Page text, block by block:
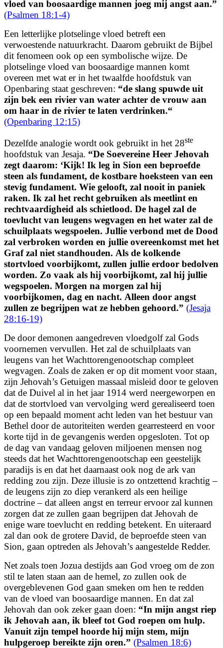
vloed van boosaardige mannen joeg mij angst aan.”
(Psalmen 18:1-4)
Een letterlijke plotselinge vloed betreft een
verwoestende natuurkracht. Daarom gebruikt de Bijbel
dit fenomeen ook op een symbolische wijze. De
plotselinge vloed van boosaardige mannen komt
overeen met wat er in het twaalfde hoofdstuk van
Openbaring staat geschreven: “de slang spuwde uit
zijn bek een rivier van water achter de vrouw aan
om haar in de rivier te laten verdrinken.“
(Openbaring 12:15)
Dezelfde analogie wordt ook gebruikt in het 28ste
hoofdstuk van Jesaja. “De Soevereine Heer Jehovah
zegt daarom: ‘Kijk! Ik leg in Sion een beproefde
steen als fundament, de kostbare hoeksteen van een
stevig fundament. Wie gelooft, zal nooit in paniek
raken. Ik zal het recht gebruiken als meetlint en
rechtvaardigheid als schietlood. De hagel zal de
toevlucht van leugens wegvagen en het water zal de
schuilplaats wegspoelen. Jullie verbond met de Dood
zal verbroken worden en jullie overeenkomst met het
Graf zal niet standhouden. Als de kolkende
stortvloed voorbijkomt, zullen jullie erdoor bedolven
worden. Zo vaak als hij voorbijkomt, zal hij jullie
wegspoelen. Morgen na morgen zal hij
voorbijkomen, dag en nacht. Alleen door angst
zullen ze begrijpen wat ze hebben gehoord.” (Jesaja
28:16-19)
De door demonen aangedreven vloedgolf zal Gods
voornemen vervullen. Het zal de schuilplaats van
leugens van het Wachttorengenootschap compleet
wegvagen. Zoals de zaken er op dit moment voor staan,
zijn Jehovah’s Getuigen massaal misleid door te geloven
dat de Duivel al in het jaar 1914 werd neergeworpen en
dat de stortvloed van vervolging werd gerealiseerd toen
op een bepaald moment acht leden van het bestuur van
Bethel door de autoriteiten werden gearresteerd en voor
korte tijd in de gevangenis werden opgesloten. Tot op
de dag van vandaag geloven miljoenen mensen nog
steeds dat het Wachttorengenootschap een geestelijk
paradijs is en dat het daarnaast ook nog de ark van
redding zou zijn. Deze illusie is zo ontzettend krachtig –
de leugens zijn zo diep verankerd als een heilige
doctrine – dat alleen angst en terreur ervoor zal kunnen
zorgen dat ze zullen gaan begrijpen dat Jehovah de
enige ware toevlucht en redding betekent. En uiteraard
zal dan ook de grotere David, de beproefde steen van
Sion, gaan optreden als Jehovah’s aangestelde Redder.
Net zoals toen Jozua destijds aan God vroeg om de zon
stil te laten staan aan de hemel, zo zullen ook de
overgeblevenen God gaan smeken om hen te redden
van de vloed van boosaardige mannen. En dat zal
Jehovah dan ook zeker gaan doen: “In mijn angst riep
ik Jehovah aan, ik bleef tot God roepen om hulp.
Vanuit zijn tempel hoorde hij mijn stem, mijn
hulpgeroep bereikte zijn oren.” (Psalmen 18:6)